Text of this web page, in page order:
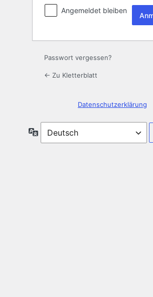
Angemeldet bleiben
Passwort vergessen?
← Zu Kletterblatt
Datenschutzerklärung
Sprache